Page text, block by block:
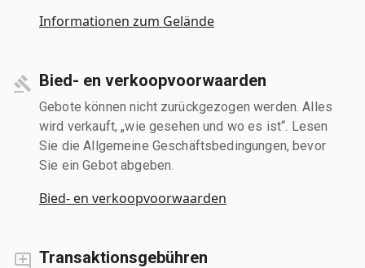
Informationen zum Gelände
Bied- en verkoopvoorwaarden
Gebote können nicht zurückgezogen werden. Alles
wird verkauft, „wie gesehen und wo es ist“. Lesen
Sie die Allgemeine Geschäftsbedingungen, bevor
Sie ein Gebot abgeben.
Bied- en verkoopvoorwaarden
Transaktionsgebühren